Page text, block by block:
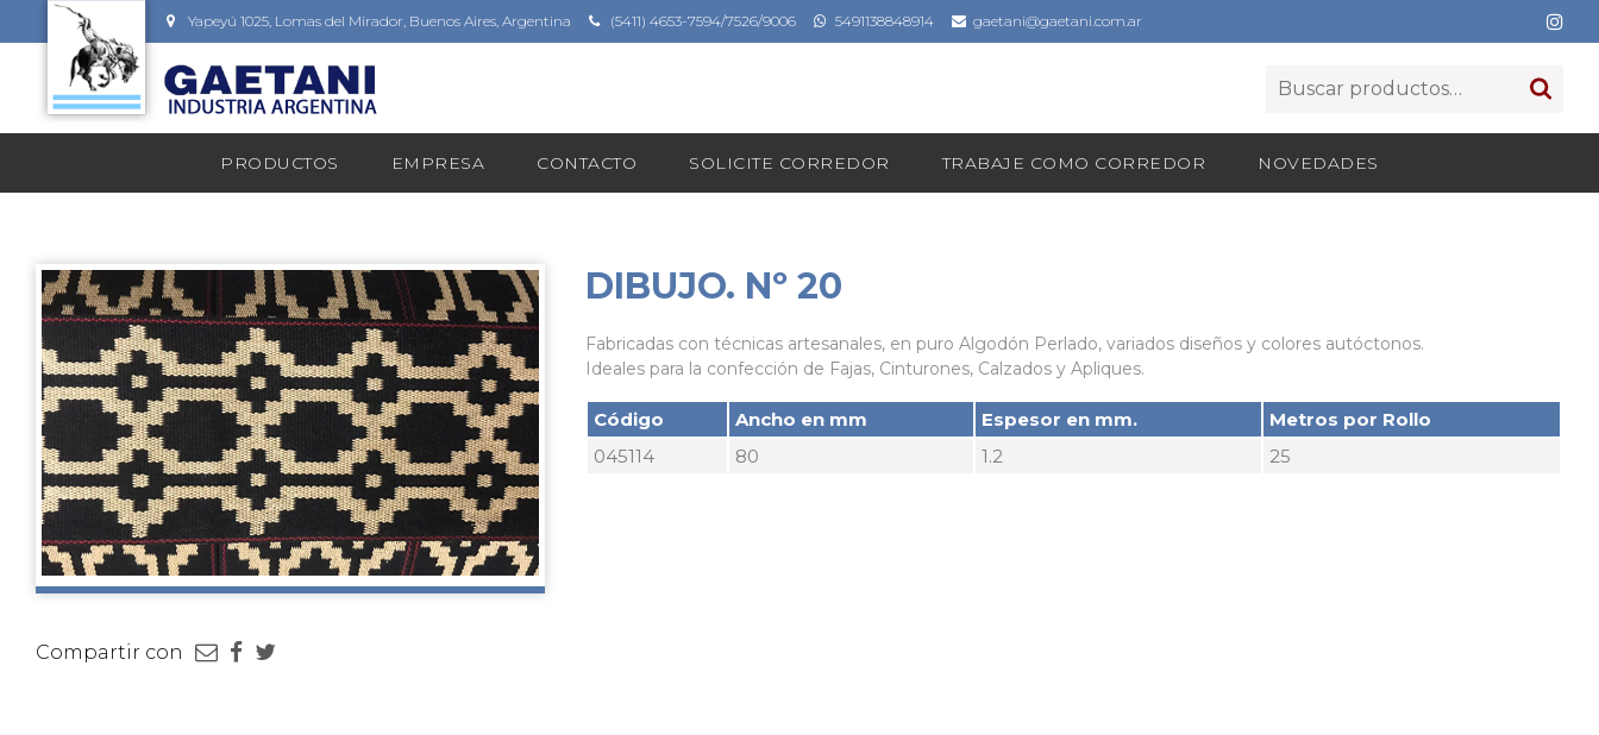
Yapeyú 1025, Lomas del Mirador, Buenos Aires, Argentina (5411) 4653-7594/7526/9006 5491138848914 gaetani@gaetani.com.ar
PRODUCTOS EMPRESA CONTACTO SOLICITE CORREDOR TRABAJE COMO CORREDOR NOVEDADES
Compartir con
DIBUJO. Nº 20
Fabricadas con técnicas artesanales, en puro Algodón Perlado, variados diseños y colores autóctonos.
Ideales para la confección de Fajas, Cinturones, Calzados y Apliques.
Código Ancho en mm Espesor en mm.
Metros por Rollo
045114
80 1.2 25